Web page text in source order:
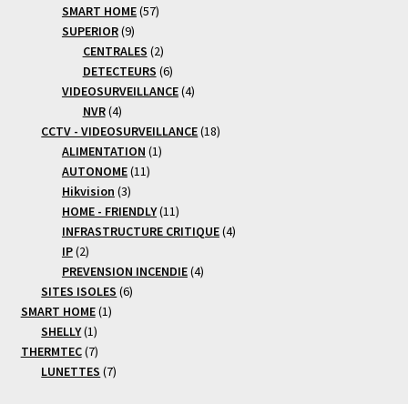
produits
SMART HOME 5757
SUPERIOR 99
produits
CENTRALES 22
produits
DETECTEURS 66
produits
VIDEOSURVEILLANCE 44
NVR 44
produits
CCTV - VIDEOSURVEILLANCE 1818
ALIMENTATION 11
AUTONOME 1111
Hikvision 33
produits
HOME - FRIENDLY 1111
produits
INFRASTRUCTURE CRITIQUE 44
IP 22
produits
PREVENSION INCENDIE 44
SITES ISOLES 66
SMART HOME 11
SHELLY 11
produit
THERMTEC 77
produits
LUNETTES 77